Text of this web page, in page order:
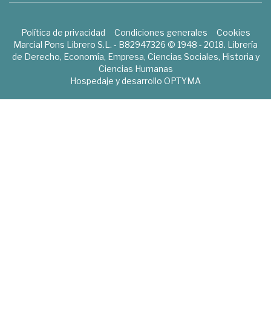
Política de privacidad Condiciones generales
Cookies
Marcial Pons Librero S.L. - B82947326 © 1948 - 2018. Librería
de Derecho, Economía, Empresa, Ciencias Sociales, Historia y
Ciencias Humanas
Hospedaje y desarrollo OPTYMA